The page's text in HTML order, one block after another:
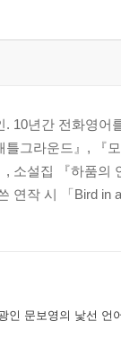
겠습니다 158
관하여 192
. 10년간 전화영어
틀그라운드』, 『
, 소설집 『하품의
연작 시 「Bird in
문보영의 낯선 언어로